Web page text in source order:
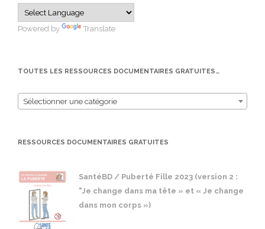
Powered by Translate
TOUTES LES RESSOURCES DOCUMENTAIRES GRATUITES…
Sélectionner une catégorie
RESSOURCES DOCUMENTAIRES GRATUITES
SantéBD / Puberté Fille 2023 (version 2 :
"Je change dans ma tête » et « Je change
dans mon corps »)